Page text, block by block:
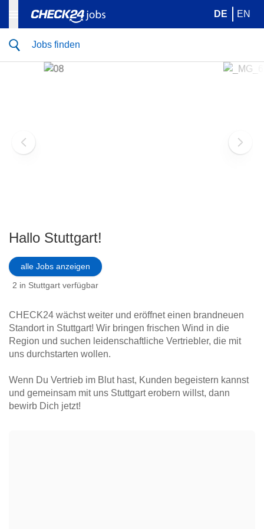
DE EN
Jobs finden
Hallo Stuttgart!
alle Jobs anzeigen
2 in Stuttgart verfügbar
CHECK24 wächst weiter und eröffnet einen brandneuen
Standort in Stuttgart! Wir bringen frischen Wind in die
Region und suchen leidenschaftliche Vertriebler, die mit
uns durchstarten wollen.
Wenn Du Vertrieb im Blut hast, Kunden begeistern kannst
und gemeinsam mit uns Stuttgart erobern willst, dann
bewirb Dich jetzt!